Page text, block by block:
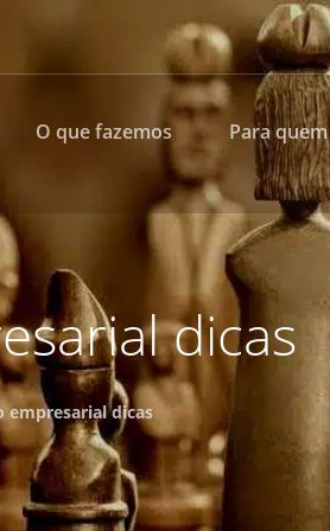
O que fazemos Para quem
dicas
empresarial dicas